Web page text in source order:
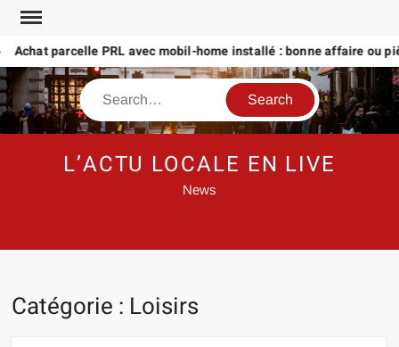
Skip
contentparcelle PRL avec mobil-home installé : bonne affaire ou piège
Search
L’ACTU LOCALE EN LIVE
News
Catégorie : Loisirs